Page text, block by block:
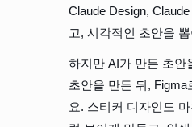
Claude Design,
고, 시각적인 초안을
하지만 AI가 만든 초안
초안을 만든 뒤,
요. 스티커 디자인도